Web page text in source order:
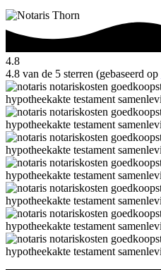
4.8
4.8 van de 5 sterren (gebaseerd op